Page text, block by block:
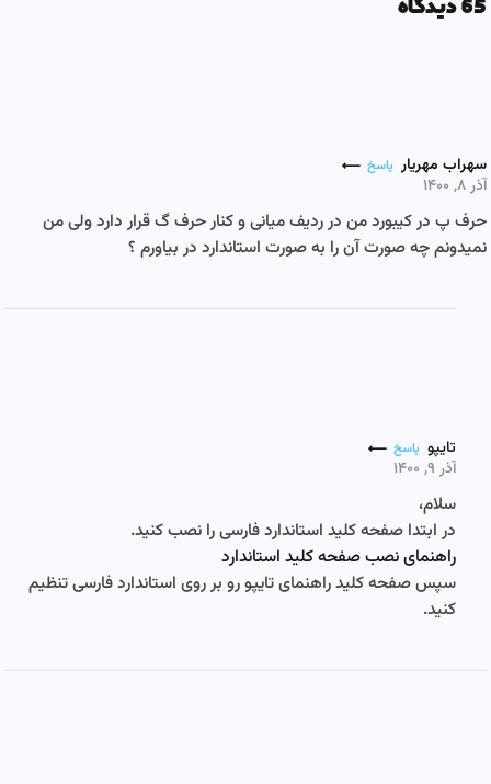
65 دیدگاه
سهراب مهریار پاسخ
آذر ۸, ۱۴۰۰
حرف پ در کیبورد من در ردیف میانی و کنار حرف گ قرار دارد ولی من
نمیدونم چه صورت آن را به صورت استاندارد در بیاورم ؟
تایپو پاسخ
آذر ۹, ۱۴۰۰
سلام،
در ابتدا صفحه کلید استاندارد فارسی را نصب کنید.
راهنمای نصب صفحه کلید استاندارد
سپس صفحه کلید راهنمای تایپو رو بر روی استاندارد فارسی تنظیم
کنید.